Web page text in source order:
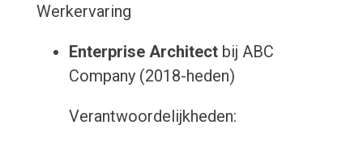
Werkervaring
Enterprise Architectbij ABC
Company (2018-heden)
Verantwoordelijkheden: